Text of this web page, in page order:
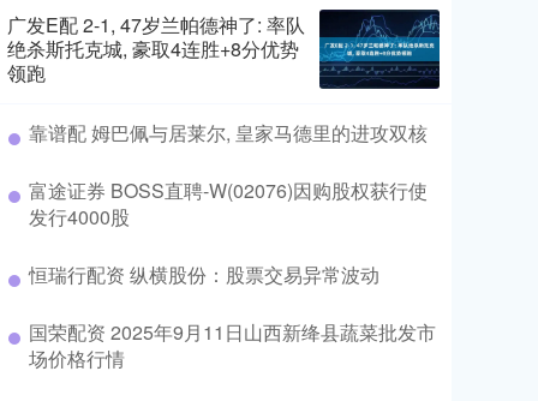
广发E配 2-1, 47岁兰帕德神了: 率队
绝杀斯托克城, 豪取4连胜+8分优势
领跑
​靠谱配 姆巴佩与居莱尔, 皇家马德里的进攻双核
​富途证券 BOSS直聘-W(02076)因购股权获行使
发行4000股
​恒瑞行配资 纵横股份：股票交易异常波动
​国荣配资 2025年9月11日山西新绛县蔬菜批发市
场价格行情